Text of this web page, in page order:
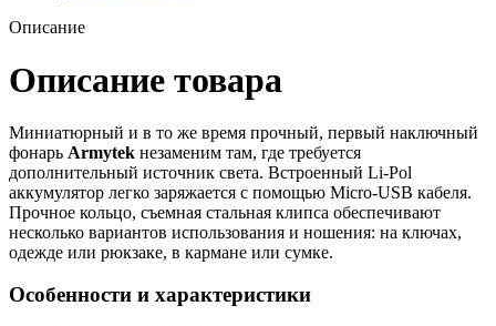
Описание
Описание товара
Миниатюрный и в то же время прочный, первый наключный
фонарь Armytek незаменим там, где требуется
дополнительный источник света. Встроенный Li-Pol
аккумулятор легко заряжается с помощью Micro-USB кабеля.
Прочное кольцо, съемная стальная клипса обеспечивают
несколько вариантов использования и ношения: на ключах,
одежде или рюкзаке, в кармане или сумке.
Особенности и характеристики